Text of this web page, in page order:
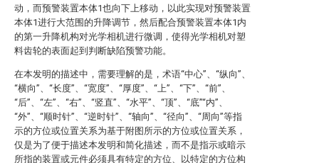
动，而预警装置本体1也向下上移动，以此实现对预警装置
本体1进行大范围的升降调节，然后配合预警装置本体1内
的第一升降机构对光学相机进行微调，使得光学相机对塑
料齿轮的表面起到判断缺陷预警功能。
在本发明的描述中，需要理解的是，术语“中心”、“纵向”、
“横向”、“长度”、“宽度”、“厚度”、“上”、“下”、“前”、
“后”、“左”、“右”、“竖直”、“水平”、“顶”、“底”“内”、
“外”、“顺时针”、“逆时针”、“轴向”、“径向”、“周向”等指
示的方位或位置关系为基于附图所示的方位或位置关系，
仅是为了便于描述本发明和简化描述，而不是指示或暗示
所指的装置或元件必须具有特定的方位、以特定的方位构